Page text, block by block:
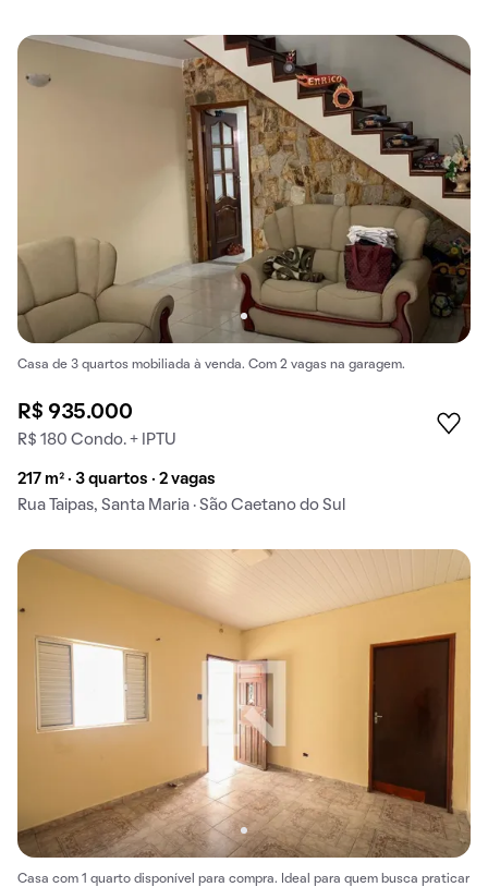
Casa de 3 quartos mobiliada à venda. Com 2 vagas na garagem.
R$ 935.000
R$ 180 Condo. + IPTU
217 m² · 3 quartos · 2 vagas
Rua Taipas, Santa Maria · São Caetano do Sul
Casa com 1 quarto disponível para compra. Ideal para quem busca praticar